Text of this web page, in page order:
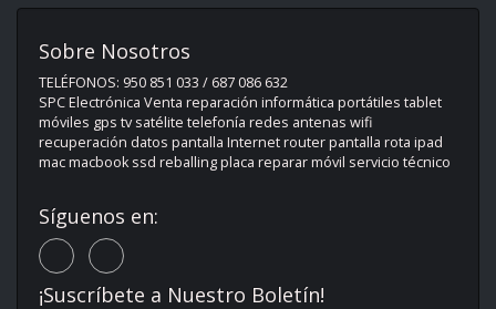
Sobre Nosotros
TELÉFONOS: 950 851 033 / 687 086 632
SPC Electrónica Venta reparación informática portátiles tablet
móviles gps tv satélite telefonía redes antenas wifi
recuperación datos pantalla Internet router pantalla rota ipad
mac macbook ssd reballing placa reparar móvil servicio técnico
Síguenos en:
¡Suscríbete a Nuestro Boletín!